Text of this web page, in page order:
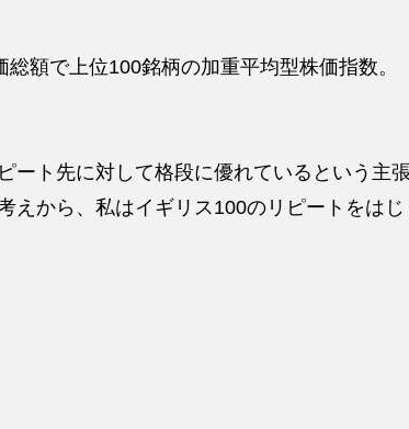
額で上位100銘柄の加重平均型株価指数。
ート先に対して格段に優れているという主
えから、私はイギリス100のリピートをはじ